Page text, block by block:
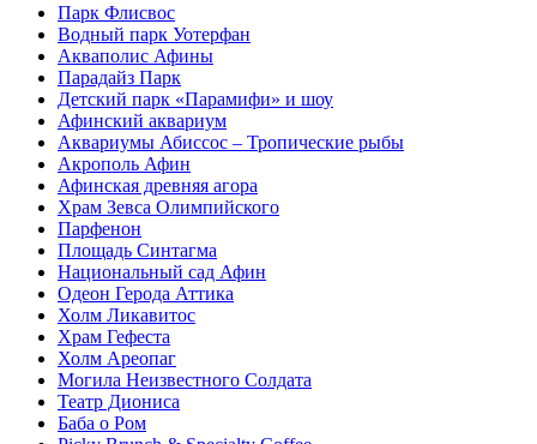
Парк Флисвос
Водный парк Уотерфан
Акваполис Афины
Парадайз Парк
Детский парк «Парамифи» и шоу
Афинский аквариум
Аквариумы Абиссос – Тропические рыбы
Акрополь Афин
Афинская древняя агора
Храм Зевса Олимпийского
Парфенон
Площадь Синтагма
Национальный сад Афин
Одеон Герода Аттика
Холм Ликавитос
Храм Гефеста
Холм Ареопаг
Могила Неизвестного Солдата
Театр Диониса
Баба о Ром